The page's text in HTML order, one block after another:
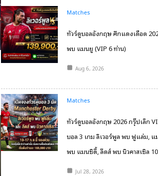
Matches
ทัวร์ดูบอลอังกฤษ ศึกแดงเดือด
พบ แมนยู (VIP 6 ท่าน)
Aug 6, 2026
Matches
ทัวร์ดูบอลอังกฤษ 2026 กรุ๊ปเล็ก
บอล 3 เกม ลิเวอร์พูล พบ ฟูแล่ม, แ
พบ แมนซิตี้, ลีดส์ พบ นิวคาสเซิล
Jul 28, 2026